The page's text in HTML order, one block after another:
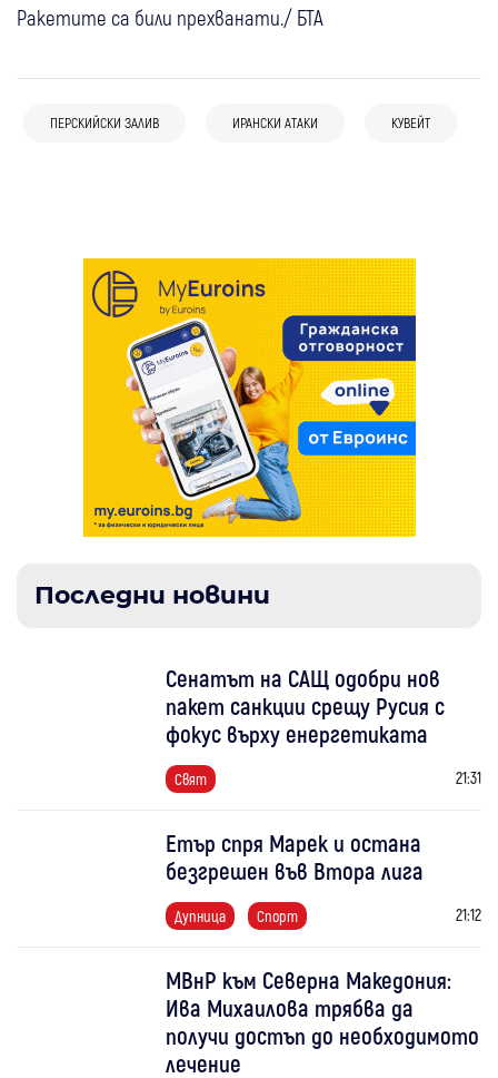
Ракетите са били прехванати./ БТА
ПЕРСКИЙСКИ ЗАЛИВ ИРАНСКИ АТАКИ КУВЕЙТ
Напрежението в Залива расте: Кувейт
спря гражданските полети
Иран е нанесъл удар по американски сили
Свят 02 мар
Последни новини
Сенатът на САЩ одобри нов
пакет санкции срещу Русия с
фокус върху енергетиката
Свят 21:31
Етър спря Марек и остана
безгрешен във Втора лига
Дупница Спорт 21:12
МВнР към Северна Македония:
Ива Михаилова трябва да
получи достъп до необходимото
лечение